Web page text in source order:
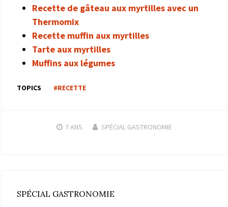
Recette de gâteau aux myrtilles avec un
Thermomix
Recette muffin aux myrtilles
Tarte aux myrtilles
Muffins aux légumes
TOPICS #RECETTE
7 ANS SPÉCIAL GASTRONOMIE
SPÉCIAL GASTRONOMIE